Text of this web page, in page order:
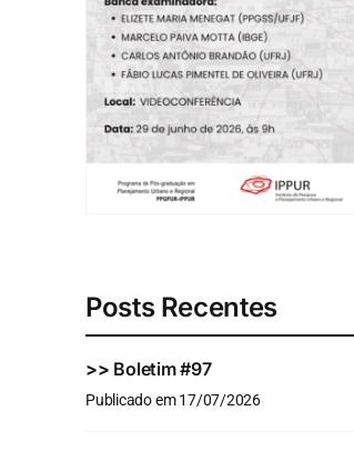
Posts Recentes
>> Boletim #97
Publicado em 17/07/2026